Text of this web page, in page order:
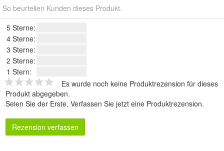
So beurteilen Kunden dieses Produkt.
5 Sterne:
4 Sterne:
3 Sterne:
2 Sterne:
1 Stern:
Es wurde noch keine Produktrezension für dieses
Produkt abgegeben.
Seien Sie der Erste. Verfassen Sie jetzt eine Produktrezension.
Rezension verfassen